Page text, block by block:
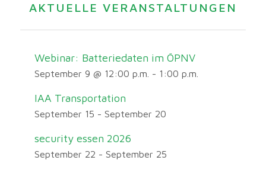
AKTUELLE VERANSTALTUNGEN
Webinar: Batteriedaten im ÖPNV
September 9 @ 12:00 p.m. - 1:00 p.m.
IAA Transportation
September 15 - September 20
security essen 2026
September 22 - September 25